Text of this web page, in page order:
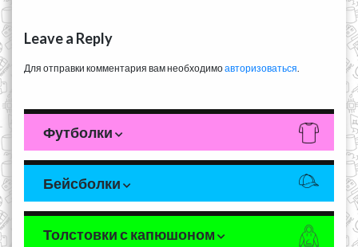
Leave a Reply
Для отправки комментария вам необходимоавторизоваться
Футболки
Бейсболки
Толстовки с капюшоном